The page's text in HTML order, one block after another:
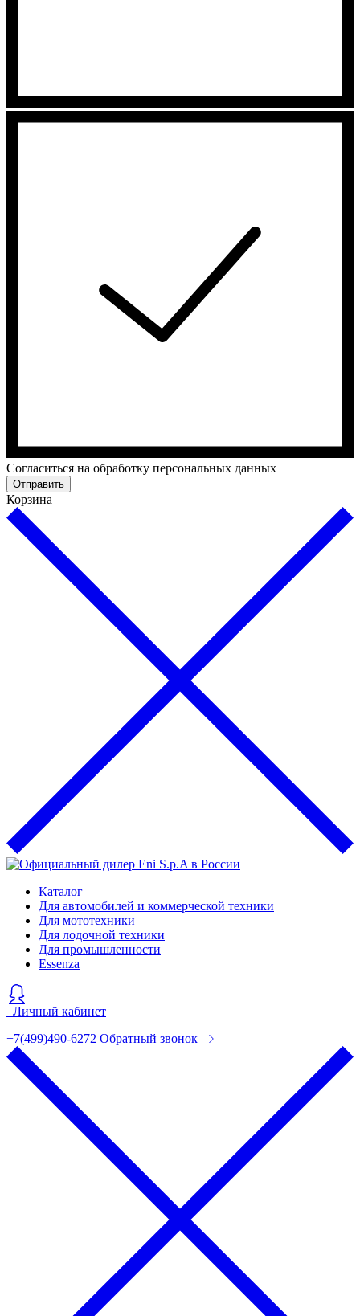
Cогласиться на обработку персональных данных
Отправить
Корзина
Каталог
Для автомобилей и коммерческой техники
Для мототехники
Для лодочной техники
Для промышленности
Essenza
Личный кабинет
+7(499)490-6272 Обратный звонок